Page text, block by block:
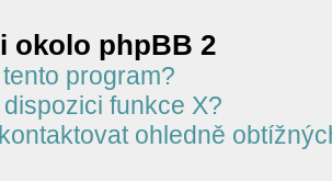
okolo phpBB 2
program?
funkce X?
ohledně